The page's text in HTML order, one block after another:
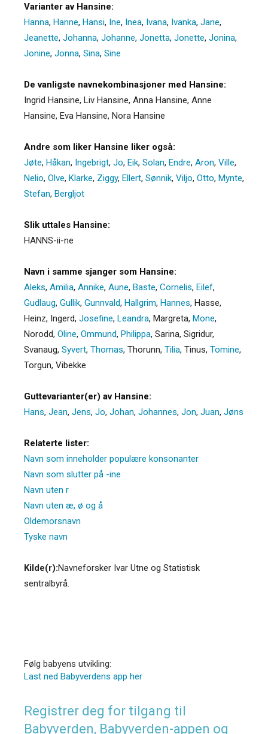
Varianter av Hansine:
Hanna, Hanne, Hansi, Ine, Inea, Ivana, Ivanka, Jane,
Jeanette, Johanna, Johanne, Jonetta, Jonette, Jonina,
Jonine, Jonna, Sina, Sine
De vanligste navnekombinasjoner med Hansine:
Ingrid Hansine, Liv Hansine, Anna Hansine, Anne
Hansine, Eva Hansine, Nora Hansine
Andre som liker Hansine liker også:
Jøte, Håkan, Ingebrigt, Jo, Eik, Solan, Endre, Aron, Ville,
Nelio, Olve, Klarke, Ziggy, Ellert, Sønnik, Viljo, Otto, Mynte,
Stefan, Bergljot
Slik uttales Hansine:
HANNS-ii-ne
Navn i samme sjanger som Hansine:
Aleks, Amilia, Annike, Aune, Baste, Cornelis, Eilef,
Gudlaug, Gullik, Gunnvald, Hallgrim, Hannes, Hasse,
Heinz, Ingerd, Josefine, Leandra, Margreta, Mone,
Norodd, Oline, Ommund, Philippa, Sarina, Sigridur,
Svanaug, Syvert, Thomas, Thorunn, Tilia, Tinus, Tomine,
Torgun, Vibekke
Guttevarianter(er) av Hansine:
Hans, Jean, Jens, Jo, Johan, Johannes, Jon, Juan, Jøns
Relaterte lister:
Navn som inneholder populære konsonanter
Navn som slutter på -ine
Navn uten r
Navn uten æ, ø og å
Oldemorsnavn
Tyske navn
Kilde(r):Navneforsker Ivar Utne og Statistisk
sentralbyrå.
Følg babyens utvikling:
Last ned Babyverdens app her
Registrer deg for tilgang til
Babyverden, Babyverden-appen og